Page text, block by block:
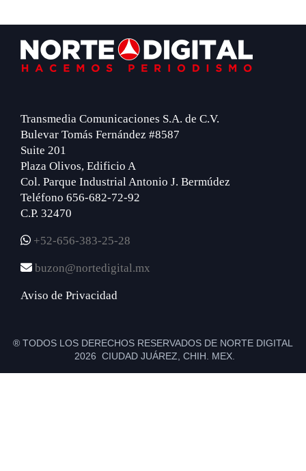
Footer
Transmedia Comunicaciones S.A. de C.V.
Bulevar Tomás Fernández #8587
Suite 201
Plaza Olivos, Edificio A
Col. Parque Industrial Antonio J. Bermúdez
Teléfono 656-682-72-92
C.P. 32470
+52-656-383-25-28
buzon@nortedigital.mx
Aviso de Privacidad
® TODOS LOS DERECHOS RESERVADOS DE NORTE DIGITAL
2026 CIUDAD JUÁREZ, CHIH. MEX.